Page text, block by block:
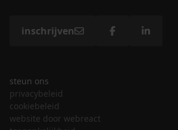
inschrijven
steun ons
privacybeleid
cookiebeleid
website door webreact